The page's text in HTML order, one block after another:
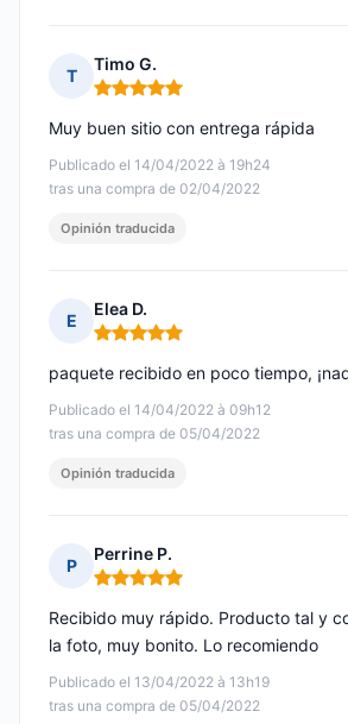
T
Timo G.
Nota: 5 de 5
Publicado el 14/04/2022 à 19h24
tras una compra de 02/04/2022
Muy buen sitio con entrega rápida
Opinión traducida
E
Elea D.
Nota: 5 de 5
Publicado el 14/04/2022 à 09h12
tras una compra de 05/04/2022
paquete recibido en poco tiempo,
Opinión traducida
P
Perrine P.
Nota: 5 de 5
Publicado el 13/04/2022 à 13h19
tras una compra de 05/04/2022
Recibido muy rápido. Producto tal y
la foto, muy bonito. Lo recomiendo